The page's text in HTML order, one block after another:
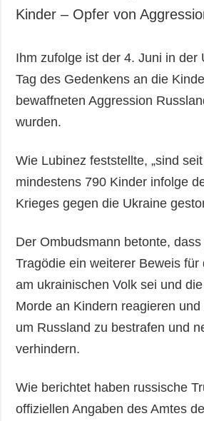
Kinder – Opfer von
Ihm zufolge ist der 4. Juni in der
Tag des Gedenkens an die
bewaffneten Aggression
wurden.
Wie Lubinez feststellte, „sind
mindestens 790 Kinder infolge
Krieges gegen die Ukraine
Der Ombudsmann betonte,
Tragödie ein weiterer Beweis für
am ukrainischen Volk sei und
Morde an Kindern reagieren
um Russland zu bestrafen und
verhindern.
Wie berichtet haben russische
offiziellen Angaben des Amtes